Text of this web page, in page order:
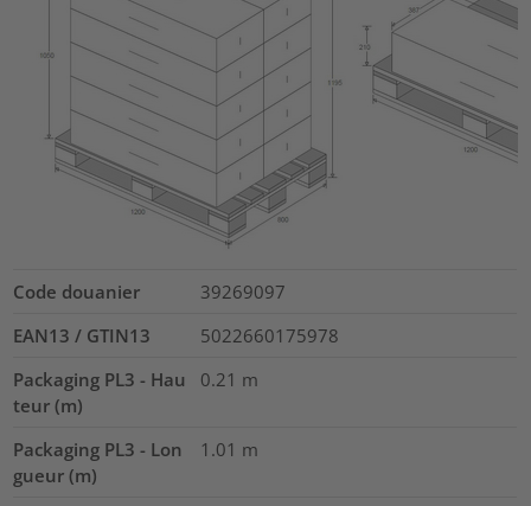
Code douanier
39269097
EAN13 / GTIN13
5022660175978
Packaging PL3 - Hau
teur (m)
0.21 m
Packaging PL3 - Lon
gueur (m)
1.01 m